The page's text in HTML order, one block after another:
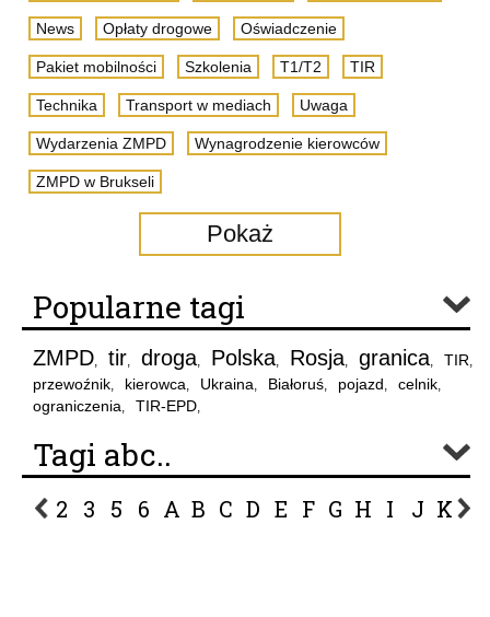
News Opłaty drogowe Oświadczenie
Pakiet mobilności Szkolenia T1/T2 TIR
Technika Transport w mediach Uwaga
Wydarzenia ZMPD Wynagrodzenie kierowców
ZMPD w Brukseli
Pokaż
Popularne tagi
ZMPD, tir, droga, Polska, Rosja, granica, TIR,
przewoźnik, kierowca, Ukraina, Białoruś, pojazd, celnik,
ograniczenia, TIR-EPD,
Tagi abc..
2 3 5 6 A B C D E F G H I J K L